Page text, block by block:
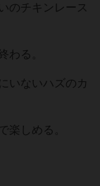
のチキンレース
わる。
いないハズのカ
楽しめる。